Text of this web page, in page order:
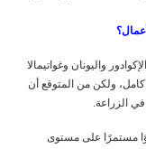
واليونان وغواتيمالا
كامل، ولكن من المتوقع أن
الزراعة.
مستمرًا على مستوى